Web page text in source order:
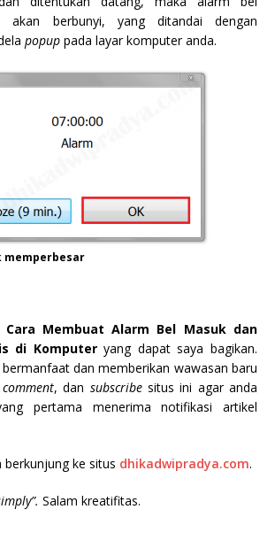
akan berbunyi, yang ditandai dengan
popup pada layar komputer anda.
memperbesar
Cara Membuat Alarm Bel Masuk dan
di Komputeryang dapat saya bagikan.
dan memberikan wawasan baru
, dan subscribesitus ini agar anda
pertama menerima notifikasi artikel
ke situs dhikadwipradya.com.
Salam kreatifitas.